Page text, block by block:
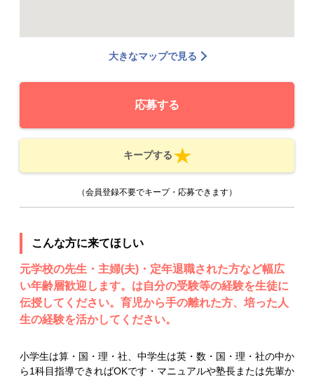
大きなマップで見る
応募する
キープする
（会員登録不要でキープ・応募できます）
こんな方に来てほしい
元学校の先生・主婦(夫)・定年退職された方など幅広
い年齢層歓迎します。は自分の受験等の経験を生徒に
伝授してください。育児から手の離れた方、培った人
生の経験を活かしてください。
小学生は算・国・理・社、中学生は英・数・国・理・社の中か
ら1科目指導できればOKです・マニュアルや塾長または先輩か